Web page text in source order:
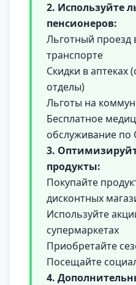
2. Используйте
пенсионеров:
Льготный
транспорте
Скидки в аптеках
отделы)
Льготы на
Бесплатное
обслуживание
3.
продукты:
Покупайте
дисконтных
Используйте
супермаркетах
Приобретайте
Посещайте
4.